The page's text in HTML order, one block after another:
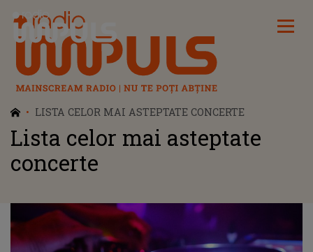
Radio Impuls
LISTA CELOR MAI ASTEPTATE CONCERTE
Lista celor mai asteptate
concerte